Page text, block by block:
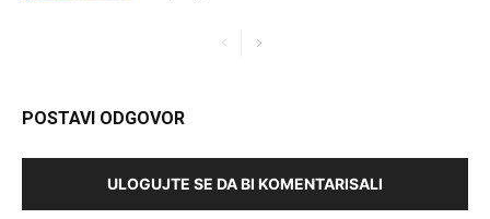
POSTAVI ODGOVOR
ULOGUJTE SE DA BI KOMENTARISALI